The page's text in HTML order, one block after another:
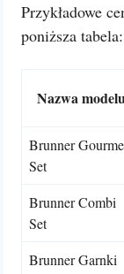
Przykładowe
poniższa tabela:
Nazwa
Brunner
Set
Brunner Combi
Set
Brunner Garnki